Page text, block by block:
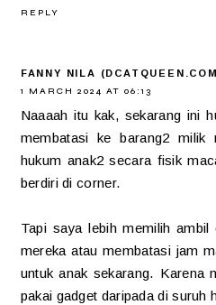
REPLY
FANNY NILA
1 MARCH 2024 AT 06:13
Naaaah itu kak, sekarang ini
membatasi ke barang2 milik
hukum anak2 secara fisik
berdiri di corner.
Tapi saya lebih memilih ambil
mereka atau membatasi jam
untuk anak sekarang. Karena
pakai gadget daripada di suruh